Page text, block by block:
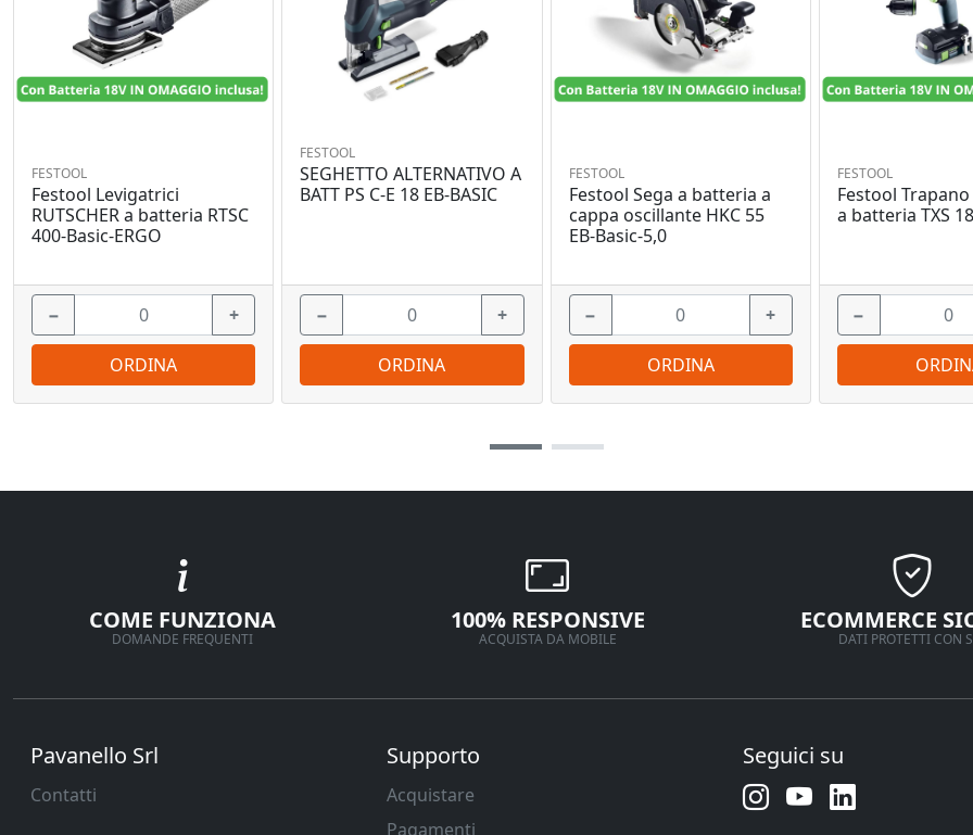
FESTOOL
Festool Levigatrici
RUTSCHER a batteria RTSC
400-Basic-ERGO
− +
ORDINA
FESTOOL
SEGHETTO ALTERNATIVO A
BATT PS C-E 18 EB-BASIC
− +
ORDINA
FESTOOL
Festool Sega a batteria a
cappa oscillante HKC 55
EB-Basic-5,0
− +
ORDINA
FESTOOL
Festool
a batteria TXS
−
COME FUNZIONA
DOMANDE FREQUENTI
100% RESPONSIVE
ACQUISTA DA MOBILE
ECOMMERCE
DATI PROTETTI CON
Pavanello Srl
Contatti
Supporto
Acquistare
Pagamenti
Seguici su